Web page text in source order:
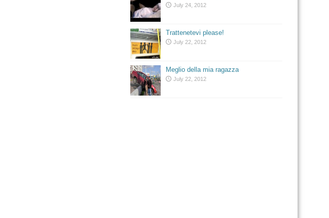
July 24, 2012
Trattenetevi please!
July 22, 2012
Meglio della mia ragazza
July 22, 2012